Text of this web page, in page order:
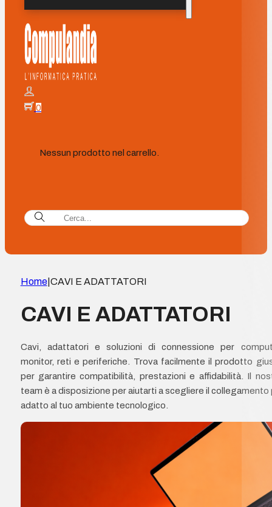
0
Nessun prodotto nel carrello.
Home| CAVI E ADATTATORI
CAVI E ADATTATORI
Cavi, adattatori e soluzioni di connessione per
monitor, reti e periferiche. Trova facilmente il prodotto
per garantire compatibilità, prestazioni e affidabilità. Il
team è a disposizione per aiutarti a scegliere il collegamento
adatto al tuo ambiente tecnologico.